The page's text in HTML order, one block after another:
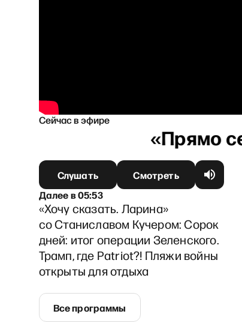
Сейчас в эфире
Слушать
Смотреть
Далеев05:53
«Хочу сказать. Ларина»
со Станиславом Кучером: Сорок
дней: итог операции Зеленского.
Трамп, где Patriot?! Пляжи войны
открыты для отдыха
Все программы